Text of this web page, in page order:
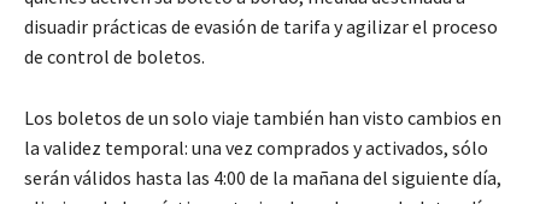
disuadir prácticas de evasión de tarifa y agilizar el proceso
de control de boletos.
Los boletos de un solo viaje también han visto cambios en
la validez temporal: una vez comprados y activados, sólo
serán válidos hasta las 4:00 de la mañana del siguiente día,